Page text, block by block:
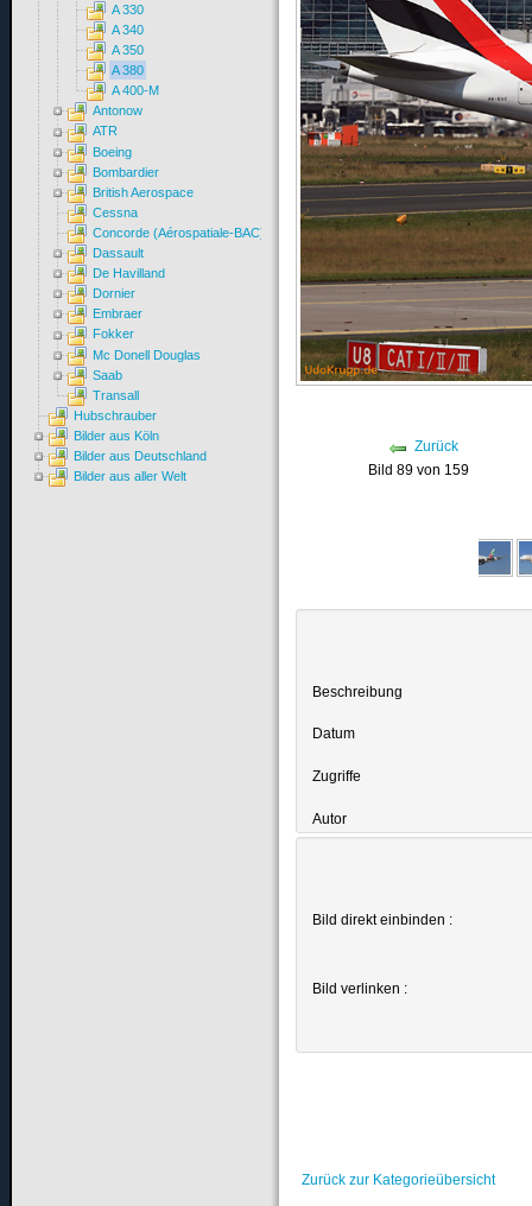
Zurück
Bild 89 von 159
Beschreibung
Datum
Zugriffe
Autor
Bild direkt einbinden :
Bild verlinken :
Zurück zur Kategorieübersicht
A 330
A 340
A 350
A 380
A 400-M
Antonow
ATR
Boeing
Bombardier
British Aerospace
Cessna
Concorde (Aérospatiale-BAC)
Dassault
De Havilland
Dornier
Embraer
Fokker
Mc Donell Douglas
Saab
Transall
Hubschrauber
Bilder aus Köln
Bilder aus Deutschland
Bilder aus aller Welt